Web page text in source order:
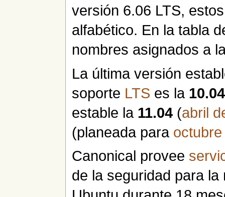
versión 6.06 LTS,
alfabético. En la tabla
nombres asignados a
La última versión
soporte LTS es la 10.04
estable la 11.04 (abril
(planeada para
Canonical provee
de la seguridad para